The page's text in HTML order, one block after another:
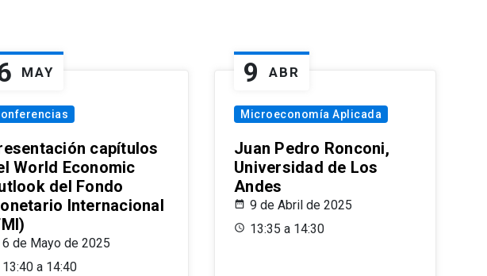
MAY
capítulos
World Economic
del Fondo
Internacional
6 de Mayo de 2025
13:40 a 14:40
9 ABR
Microeconomía Aplicada
Juan Pedro Ronconi,
Universidad de Los
Andes
9 de Abril de 2025
13:35 a 14:30